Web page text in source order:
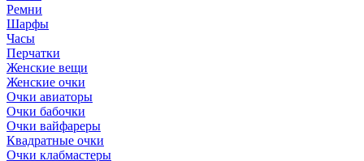
Ремни
Шарфы
Часы
Перчатки
Женские вещи
Женские очки
Очки авиаторы
Очки бабочки
Очки вайфареры
Квадратные очки
Очки клабмастеры